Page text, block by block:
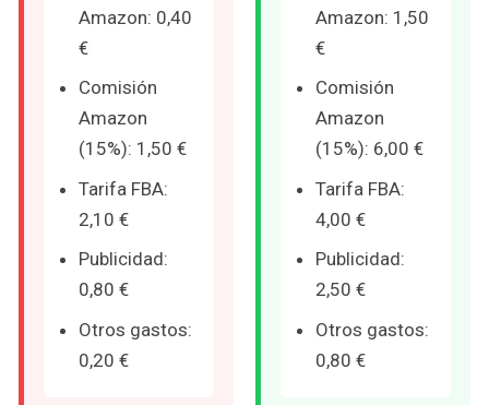
Amazon: 0,40
€
Comisión
Amazon
(15%): 1,50 €
Tarifa FBA:
2,10 €
Publicidad:
0,80 €
Otros gastos:
0,20 €
Amazon: 1,50
€
Comisión
Amazon
(15%): 6,00 €
Tarifa FBA:
4,00 €
Publicidad:
2,50 €
Otros gastos:
0,80 €